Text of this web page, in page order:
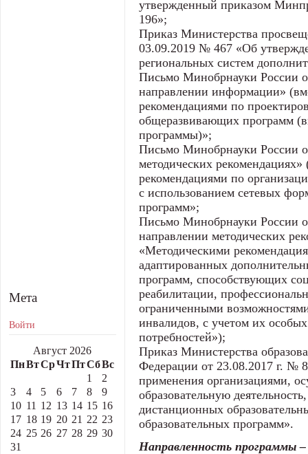
Мета
Войти
Август 2026
ПнВтСрЧтПтСбВс
1
2
3
4 5 6 7 8
9
10 11 12 13 14 15 16
17 18 19 20 21 22 23
24 25 26 27 28 29 30
31
утвержденный приказом
196»;
Приказ Министерства
03.09.2019 № 467 «Об
региональных систем
Письмо Минобрнауки России
направлении информации»
рекомендациями по
общеразвивающих программ
программы)»;
Письмо Минобрнауки России
методических
рекомендациями по
с использованием сетевых
программ»;
Письмо Минобрнауки России
направлении методических
«Методическими
адаптированных
программ, способствующих
реабилитации,
ограниченными
инвалидов, с учетом их
потребностей»);
Приказ Министерства
Федерации от 23.08.2017 г. №
применения организациями,
образовательную
дистанционных
образовательных программ».
Направленность программы